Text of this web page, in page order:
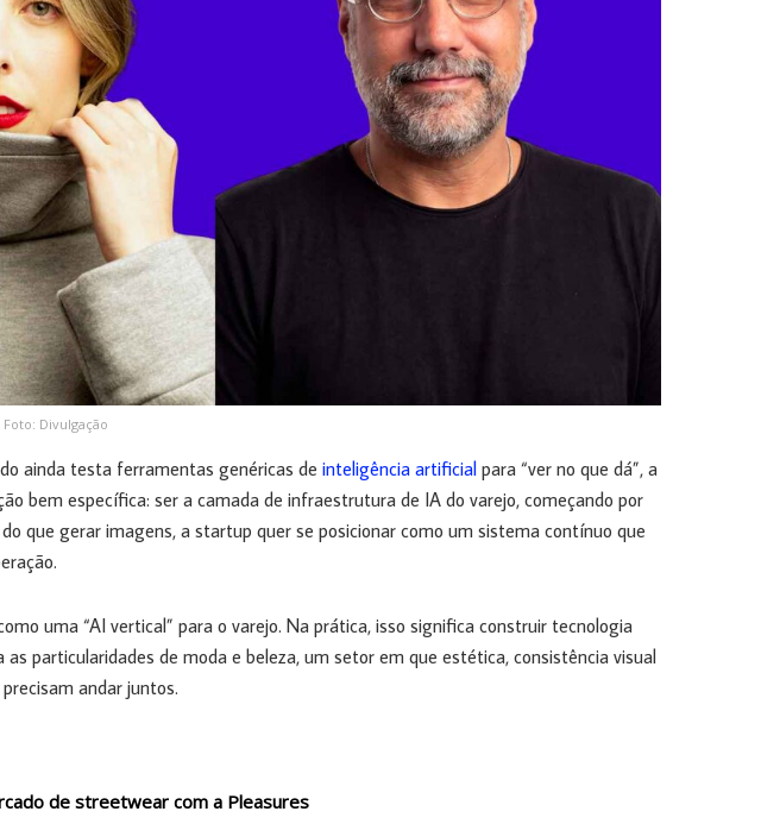
Divulgação
ainda testa ferramentas genéricas de inteligência artificial para “ver no que dá”, a
bem específica: ser a camada de infraestrutura de IA do varejo, começando por
que gerar imagens, a startup quer se posicionar como um sistema contínuo que
uma “AI vertical” para o varejo. Na prática, isso significa construir tecnologia
as particularidades de moda e beleza, um setor em que estética, consistência visual
andar juntos.
de streetwear com a Pleasures